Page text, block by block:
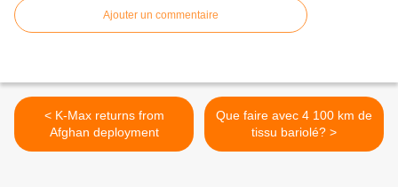
Ajouter un commentaire
< K-Max returns from
Afghan deployment
Que faire avec 4 100 km de
tissu bariolé? >